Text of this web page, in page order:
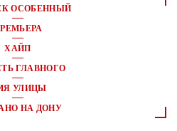
ОСОБЕННЫЙ
ХАЙП
ГЛАВНОГО
УЛИЦЫ
НА ДОНУ